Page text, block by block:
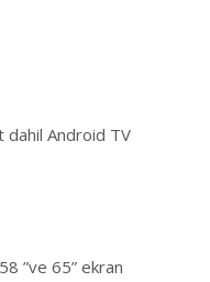
dahil Android TV
”ve 65” ekran